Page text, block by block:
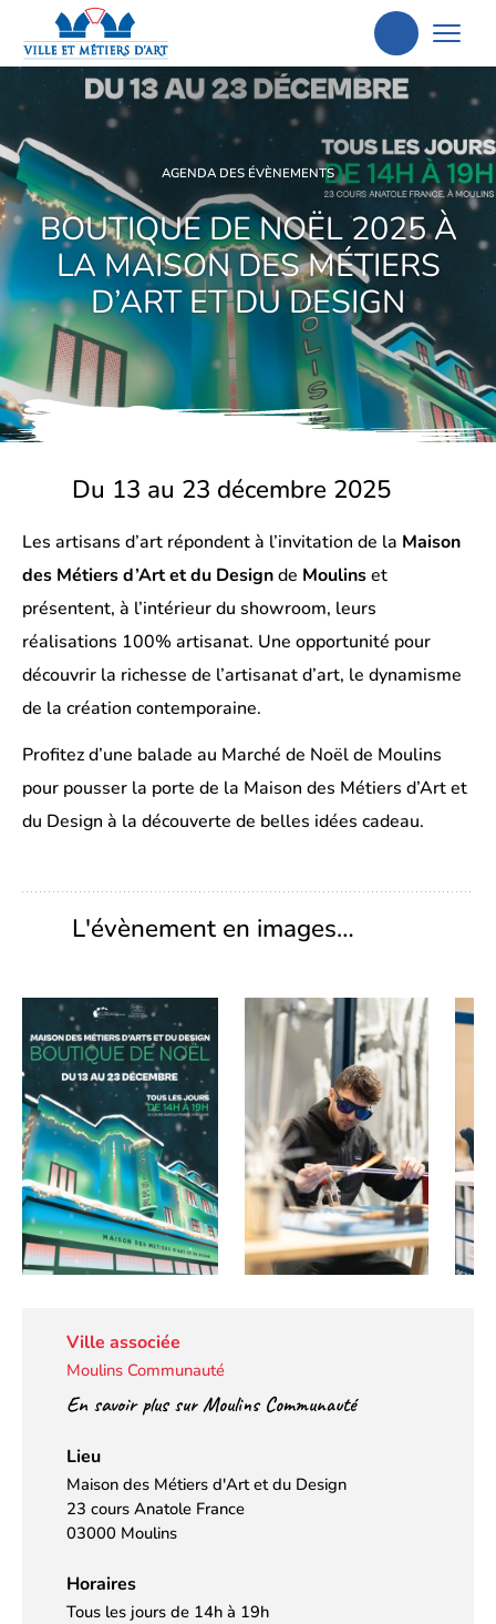
Aller
à
recherche
AGENDA DES ÉVÈNEMENTS
BOUTIQUE DE NOËL 2025 À
LA MAISON DES MÉTIERS
D’ART ET DU DESIGN
Du 13 au 23 décembre 2025
Les artisans d’art répondent à l’invitation de la Maison
des Métiers d’Art et du Designde Moulinset
présentent, à l’intérieur du showroom, leurs
réalisations 100% artisanat. Une opportunité pour
découvrir la richesse de l’artisanat d’art, le dynamisme
de la création contemporaine.
Profitez d’une balade au Marché de Noël de Moulins
pour pousser la porte de la Maison des Métiers d’Art et
du Design à la découverte de belles idées cadeau.
L'évènement en images…
Ville associée
Moulins Communauté
En savoir plus sur Moulins Communauté
Lieu
Maison des Métiers d'Art et du Design
23 cours Anatole France
03000 Moulins
Horaires
Tous les jours de 14h à 19h